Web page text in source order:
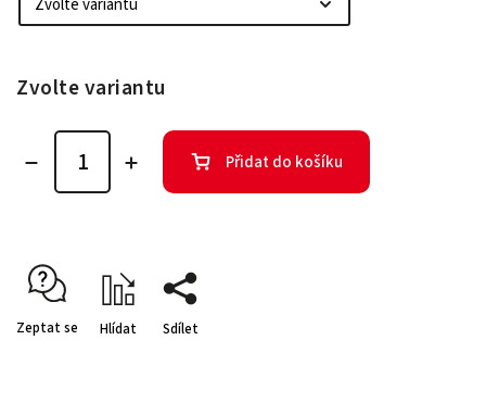
Zvolte variantu
Přidat do košíku
Zeptat se Hlídat Sdílet